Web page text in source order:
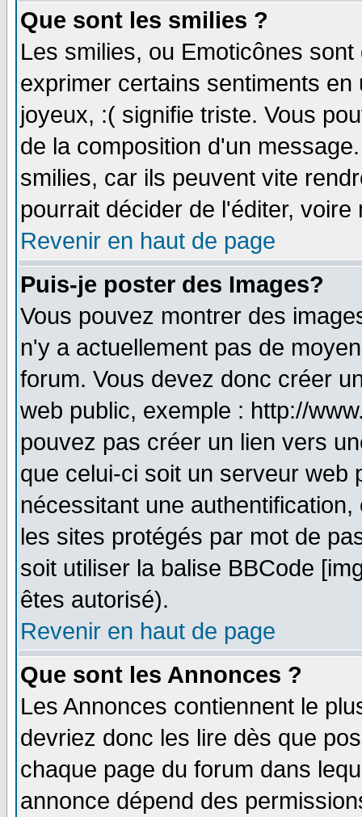
Que sont les smilies ?
Les smilies, ou Emoticônes
exprimer certains sentiments
joyeux, :( signifie triste. Vous
de la composition d'un
smilies, car ils peuvent vite
pourrait décider de l'éditer,
Revenir en haut de page
Puis-je poster des Images?
Vous pouvez montrer des
n'y a actuellement pas de
forum. Vous devez donc créer
web public, exemple : http://
pouvez pas créer un lien vers
que celui-ci soit un serveur web
nécessitant une
les sites protégés par mot de
soit utiliser la balise BBCode
êtes autorisé).
Revenir en haut de page
Que sont les Annonces ?
Les Annonces contiennent le
devriez donc les lire dès que
chaque page du forum dans
annonce dépend des